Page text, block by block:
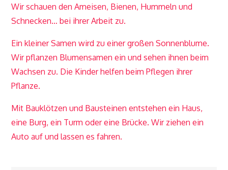
Wir schauen den Ameisen, Bienen, Hummeln und
Schnecken… bei ihrer Arbeit zu.
Ein kleiner Samen wird zu einer großen Sonnenblume.
Wir pflanzen Blumensamen ein und sehen ihnen beim
Wachsen zu. Die Kinder helfen beim Pflegen ihrer
Pflanze.
Mit Bauklötzen und Bausteinen entstehen ein Haus,
eine Burg, ein Turm oder eine Brücke. Wir ziehen ein
Auto auf und lassen es fahren.